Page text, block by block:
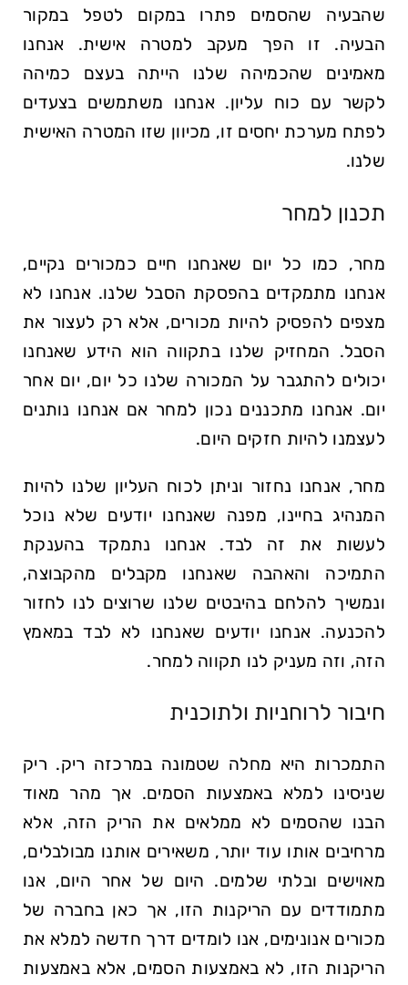
שהבעיה שהסמים פתרו במקום לטפל במקור
הבעיה. זו הפך מעקב למטרה אישית. אנחנו
מאמינים שהכמיהה שלנו הייתה בעצם כמיהה
לקשר עם כוח עליון. אנחנו משתמשים בצעדים
לפתח מערכת יחסים זו, מכיוון שזו המטרה האישית
שלנו.
תכנון למחר
מחר, כמו כל יום שאנחנו חיים כמכורים נקיים,
אנחנו מתמקדים בהפסקת הסבל שלנו. אנחנו לא
מצפים להפסיק להיות מכורים, אלא רק לעצור את
הסבל. המחזיק שלנו בתקווה הוא הידע שאנחנו
יכולים להתגבר על המכורה שלנו כל יום, יום אחר
יום. אנחנו מתכננים נכון למחר אם אנחנו נותנים
לעצמנו להיות חזקים היום.
מחר, אנחנו נחזור וניתן לכוח העליון שלנו להיות
המנהיג בחיינו, מפנה שאנחנו יודעים שלא נוכל
לעשות את זה לבד. אנחנו נתמקד בהענקת
התמיכה והאהבה שאנחנו מקבלים מהקבוצה,
ונמשיך להלחם בהיבטים שלנו שרוצים לנו לחזור
להכנעה. אנחנו יודעים שאנחנו לא לבד במאמץ
הזה, וזה מעניק לנו תקווה למחר.
חיבור לרוחניות ולתוכנית
התמכרות היא מחלה שטמונה במרכזה ריק. ריק
שניסינו למלא באמצעות הסמים. אך מהר מאוד
הבנו שהסמים לא ממלאים את הריק הזה, אלא
מרחיבים אותו עוד יותר, משאירים אותנו מבולבלים,
מאוישים ובלתי שלמים. היום של אחר היום, אנו
מתמודדים עם הריקנות הזו, אך כאן בחברה של
מכורים אנונימים, אנו לומדים דרך חדשה למלא את
הריקנות הזו, לא באמצעות הסמים, אלא באמצעות